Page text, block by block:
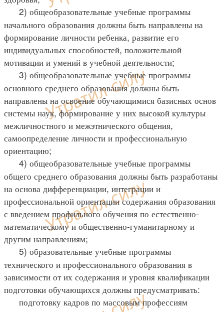
2) общеобразовательные учебные программы
начального образования должны быть направлены на
формирование личности ребенка, развитие его
индивидуальных способностей, положительной
мотивации и умений в учебной деятельности;
3) общеобразовательные учебные программы
основного среднего образования должны быть
направлены на освоение обучающимися базисных основ
системы наук, формирование у них высокой культуры
межличностного и межэтнического общения,
самоопределение личности и профессиональную
ориентацию;
4) общеобразовательные учебные программы
общего среднего образования должны быть разработаны
на основа дифференциации, интеграции и
профессиональной ориентации содержания образования
с введением профильного обучения по естественно-
математическому и общественно-гуманитарному и
другим направлениям;
5) образовательные учебные программы
технического и профессионального образования в
зависимости от их содержания и уровня квалификации
подготовки обучающихся должны предусматривать:
подготовку кадров по массовым профессиям